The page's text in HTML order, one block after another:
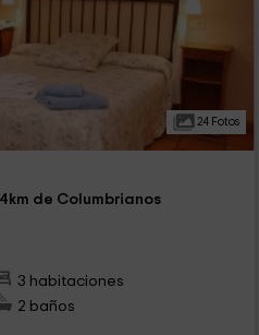
24 Fotos
de Columbrianos
3 habitaciones
2 baños